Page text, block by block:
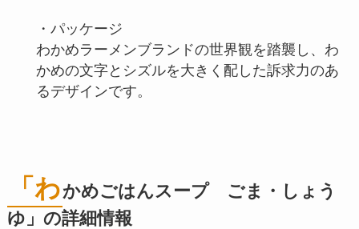
・パッケージ
わかめラーメンブランドの世界観を踏襲し、わ
かめの文字とシズルを大きく配した訴求力のあ
るデザインです。
「わかめごはんスープ ごま・しょう
ゆ」の詳細情報